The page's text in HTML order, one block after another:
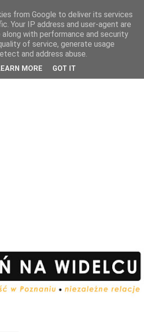
from Google to deliver its services
Your IP address and user-agent are
along with performance and security
of service, generate usage
and address abuse.
MORE GOT IT